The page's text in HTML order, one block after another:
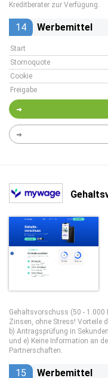
Kreditberater zur Verfügung.
14 Werbemittel
Start
Stornoquote
Cookie
Freigabe
Gehaltsvorschuss (50 - 1.000
Zinsen, ohne Stress! Vorteile
b) Antragsprüfung in
und e) Keine Information an
Partnerschaften.
15 Werbemittel